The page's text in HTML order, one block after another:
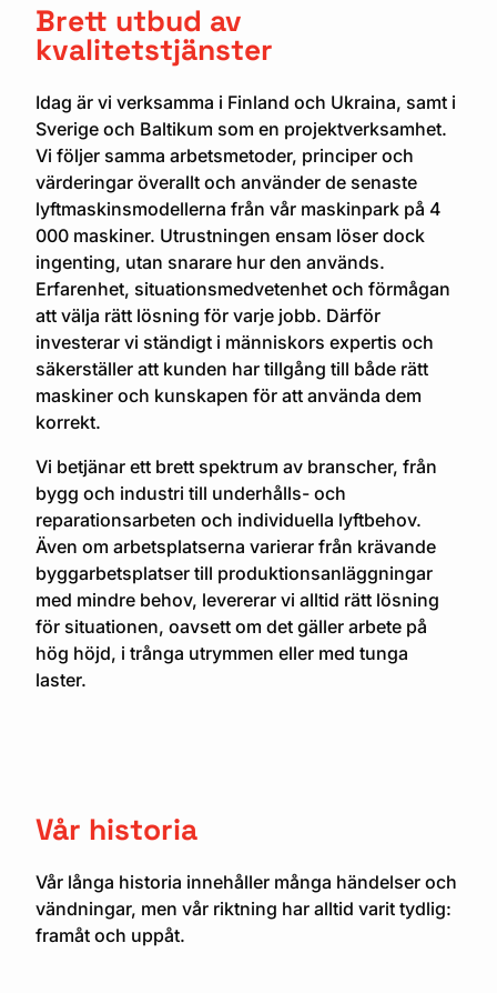
Brett utbud av
kvalitetstjänster
Idag är vi verksamma i Finland och Ukraina, samt i
Sverige och Baltikum som en projektverksamhet.
Vi följer samma arbetsmetoder, principer och
värderingar överallt och använder de senaste
lyftmaskinsmodellerna från vår maskinpark på 4
000 maskiner. Utrustningen ensam löser dock
ingenting, utan snarare hur den används.
Erfarenhet, situationsmedvetenhet och förmågan
att välja rätt lösning för varje jobb. Därför
investerar vi ständigt i människors expertis och
säkerställer att kunden har tillgång till både rätt
maskiner och kunskapen för att använda dem
korrekt.
Vi betjänar ett brett spektrum av branscher, från
bygg och industri till underhålls- och
reparationsarbeten och individuella lyftbehov.
Även om arbetsplatserna varierar från krävande
byggarbetsplatser till produktionsanläggningar
med mindre behov, levererar vi alltid rätt lösning
för situationen, oavsett om det gäller arbete på
hög höjd, i trånga utrymmen eller med tunga
laster.
Vår historia
Vår långa historia innehåller många händelser och
vändningar, men vår riktning har alltid varit tydlig:
framåt och uppåt.